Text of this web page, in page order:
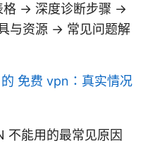
格 → 深度诊断步骤 →
与资源 → 常见问题解
免费 vpn：真实情况
不能用的最常见原因